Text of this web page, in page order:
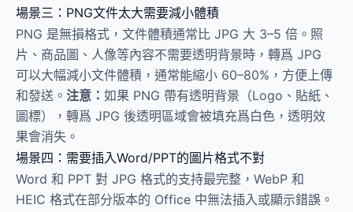
場景三：PNG文件太大需要減小體積
PNG 是無損格式，文件體積通常比 JPG 大 3–5 倍。照
片、商品圖、人像等內容不需要透明背景時，轉爲 JPG
可以大幅減小文件體積，通常能縮小 60–80%，方便上傳
和發送。 注意： 如果 PNG 帶有透明背景（Logo、貼紙、
圖標），轉爲 JPG 後透明區域會被填充爲白色，透明效
果會消失。
場景四：需要插入Word/PPT的圖片格式不對
Word 和 PPT 對 JPG 格式的支持最完整，WebP 和
HEIC 格式在部分版本的 Office 中無法插入或顯示錯誤。